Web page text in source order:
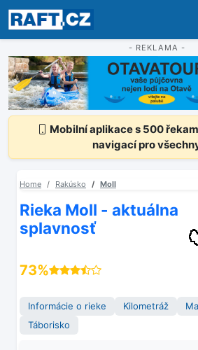
Registrace Přihlášení
- REKLAMA -
Mobilní aplikace s 500
navigací pro
Home Rakúsko Moll
Rieka Moll - aktuálna
splavnosť
73%
Informácie o rieke Kilometráž
Táborisko